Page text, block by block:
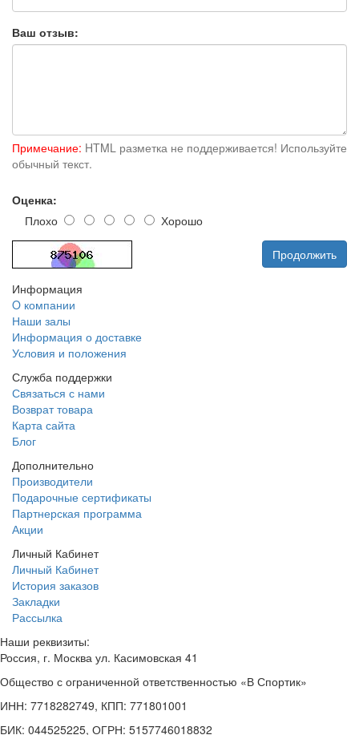
Ваш отзыв:
Примечание: HTML разметка не поддерживается! Используйте
обычный текст.
Оценка:
Плохо
Хорошо
Продолжить
Информация
O компании
Наши залы
Информация о доставке
Условия и положения
Служба поддержки
Связаться с нами
Возврат товара
Карта сайта
Блог
Дополнительно
Производители
Подарочные сертификаты
Партнерская программа
Акции
Личный Кабинет
Личный Кабинет
История заказов
Закладки
Рассылка
Наши реквизиты:
Россия, г. Москва ул. Касимовская 41
Общество с ограниченной ответственностью «В Спортик»
ИНН: 7718282749, КПП: 771801001
БИК: 044525225, ОГРН: 5157746018832